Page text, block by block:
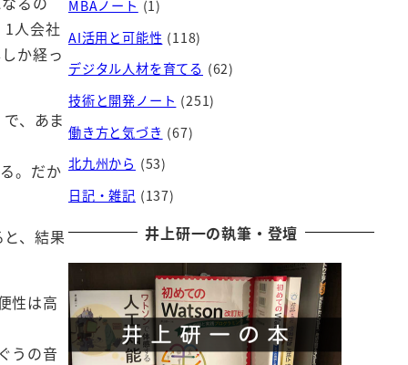
1人会社
か経っ
、あま
。だか
、結果
性は高
うの音
MBAノート (1)
AI活用と可能性 (118)
デジタル人材を育てる (62)
技術と開発ノート (251)
働き方と気づき (67)
北九州から (53)
日記・雑記 (137)
井上研一の執筆・登壇